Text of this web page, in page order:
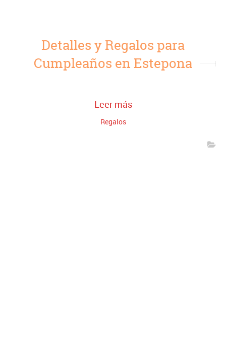
Detalles y Regalos para
Cumpleaños en Estepona
Leer más
Regalos